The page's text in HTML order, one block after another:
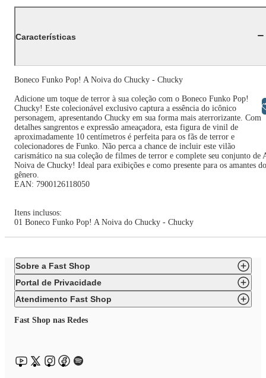
Características
Boneco Funko Pop! A Noiva do Chucky - Chucky
Adicione um toque de terror à sua coleção com o Boneco Funko Pop!
Chucky! Este colecionável exclusivo captura a essência do icônico
personagem, apresentando Chucky em sua forma mais aterrorizante. Com
detalhes sangrentos e expressão ameaçadora, esta figura de vinil de
aproximadamente 10 centímetros é perfeita para os fãs de terror e
colecionadores de Funko. Não perca a chance de incluir este vilão
carismático na sua coleção de filmes de terror e complete seu conjunto de
Noiva de Chucky! Ideal para exibições e como presente para os amantes do
gênero.
EAN: 7900126118050
Itens inclusos:
01 Boneco Funko Pop! A Noiva do Chucky - Chucky
Sobre a Fast Shop
Portal de Privacidade
Atendimento Fast Shop
Fast Shop nas Redes
Libras